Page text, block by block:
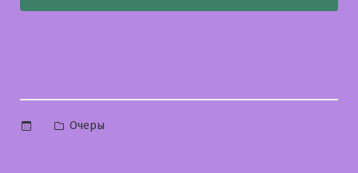
Опубликовано
Очеры